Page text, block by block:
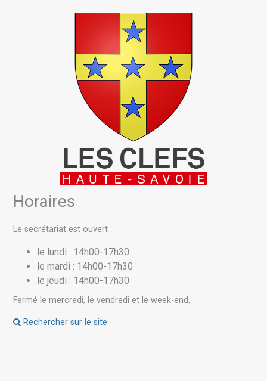
Horaires
Le secrétariat est ouvert :
le lundi : 14h00-17h30
le mardi : 14h00-17h30
le jeudi : 14h00-17h30
Fermé le mercredi, le vendredi et le week-end.
Rechercher sur le site